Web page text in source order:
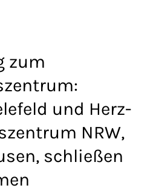
sit amet:
customers
(GMT +1)
zum
und Herz-
NRW,
schließen